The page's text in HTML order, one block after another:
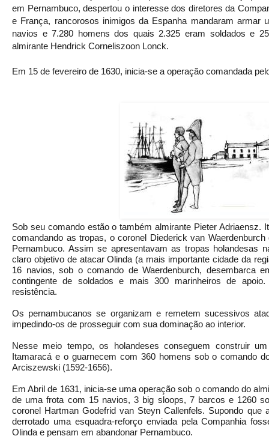
em Pernambuco, despertou o interesse dos diretores da
e França, rancorosos inimigos da Espanha mandaram armar
navios e 7.280 homens dos quais 2.325 eram soldados e
almirante Hendrick Corneliszoon Lonck.
Em 15 de fevereiro de 1630, inicia-se a operação comandada
Sob seu comando estão o também almirante Pieter Adriaensz.
comandando as tropas, o coronel Diederick van
Pernambuco. Assim se apresentavam as tropas holandesas
claro objetivo de atacar Olinda (a mais importante cidade da
16 navios, sob o comando de Waerdenburch, desembarca
contingente de soldados e mais 300 marinheiros de
resistência.
Os pernambucanos se organizam e remetem sucessivos
impedindo-os de prosseguir com sua dominação ao interior.
Nesse meio tempo, os holandeses conseguem construir
Itamaracá e o guarnecem com 360 homens sob o comando
Arciszewski (1592-1656).
Em Abril de 1631, inicia-se uma operação sob o comando do
de uma frota com 15 navios, 3 big sloops, 7 barcos e 1260
coronel Hartman Godefrid van Steyn Callenfels. Supondo que
derrotado uma esquadra-reforço enviada pela Companhia
Olinda e pensam em abandonar Pernambuco.